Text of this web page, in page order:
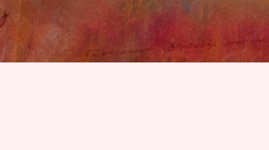
Skip to main content